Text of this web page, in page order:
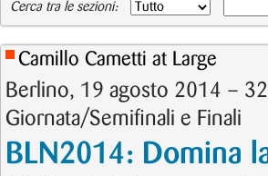
Cerca tra le sezioni:
Camillo Cametti at Large
Berlino, 19 agosto 2014 –
Giornata/Semifinali e Finali
BLN2014: Domina